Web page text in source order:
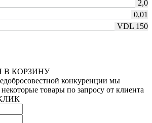
2,0
0,01
VDL 150
В КОРЗИНУ
конкуренции мы
товары по запросу от клиента